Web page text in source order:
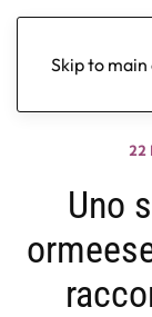
Skip to
22
Uno